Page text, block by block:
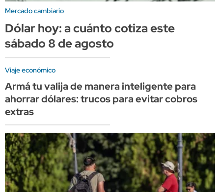
Mercado cambiario
Dólar hoy: a cuánto cotiza este
sábado 8 de agosto
Viaje económico
Armá tu valija de manera inteligente para
ahorrar dólares: trucos para evitar cobros
extras